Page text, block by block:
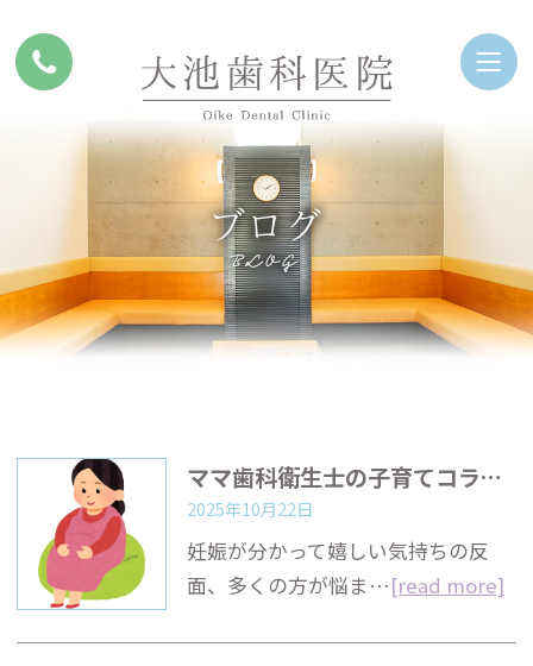
ブログ
BLOG
ママ歯科衛生士の子育てコラム『
2025年10月22日
妊娠が分かって嬉しい気持ちの反
面、多くの方が悩ま…[read more]